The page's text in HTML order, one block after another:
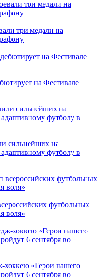
три медали на
на Фестивале
сильнейших на
футболу в
футбольных
воля»
хоккею «Герои нашего
6 сентября во